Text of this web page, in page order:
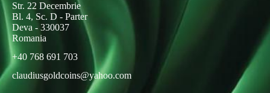
Str. 22 Decembrie
Bl. 4, Sc. D - Parter
Deva - 330037
Romania
+40 768 691 703
claudiusgoldcoins@yahoo.com